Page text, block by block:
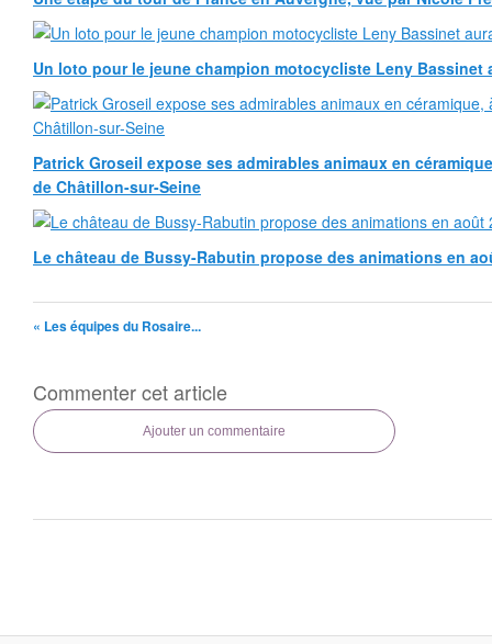
Un loto pour le jeune champion motocycliste Leny Bassinet
Patrick Groseil expose ses admirables animaux en
de Châtillon-sur-Seine
Le château de Bussy-Rabutin propose des animations en
« Les équipes du Rosaire...
Commenter cet article
Ajouter un commentaire